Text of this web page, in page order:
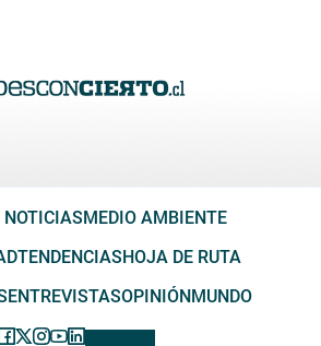
MEDIO AMBIENTE
TENDENCIAS HOJA DE RUTA
ENTREVISTASOPINIÓN MUNDO